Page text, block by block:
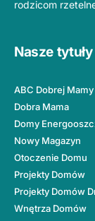
rodzicom
Nasze tytuły
ABC Dobrej Mamy
Dobra Mama
Domy
Nowy Magazyn
Otoczenie Domu
Projekty Domów
Projekty Domów
Wnętrza Domów